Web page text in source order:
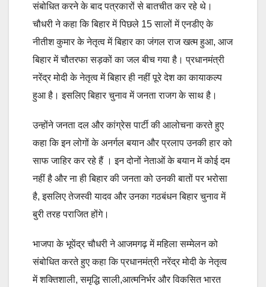
संबोधित करने के बाद पत्रकारों से बातचीत कर रहे थे।
चौधरी ने कहा कि बिहार में पिछले 15 सालों में एनडीए के
नीतीश कुमार के नेतृत्व में बिहार का जंगल राज खत्म हुआ, आज
बिहार में चौतरफा सड़कों का जल बीच गया है। प्रधानमंत्री
नरेंद्र मोदी के नेतृत्व में बिहार ही नहीं पूरे देश का कायाकल्प
हुआ है। इसलिए बिहार चुनाव में जनता राजग के साथ है।
उन्होंने जनता दल और कांग्रेस पार्टी की आलोचना करते हुए
कहा कि इन लोगों के अनर्गल बयान और प्रलाप उनकी हार को
साफ जाहिर कर रहे हैं । इन दोनों नेताओं के बयान में कोई दम
नहीं है और ना ही बिहार की जनता को उनकी बातों पर भरोसा
है, इसलिए तेजस्वी यादव और उनका गठबंधन बिहार चुनाव में
बुरी तरह पराजित होंगे।
भाजपा के भूपेंद्र चौधरी ने आजमगढ़ में महिला सम्मेलन को
संबोधित करते हुए कहा कि प्रधानमंत्री नरेंद्र मोदी के नेतृत्व
में शक्तिशाली, समृद्धि साली,आत्मनिर्भर और विकसित भारत